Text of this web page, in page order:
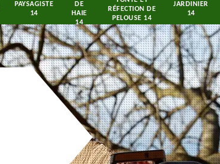
PAYSAGISTE
14
DE
HAIE
14
RÉFECTION DE
PELOUSE 14
JARDINIER
14